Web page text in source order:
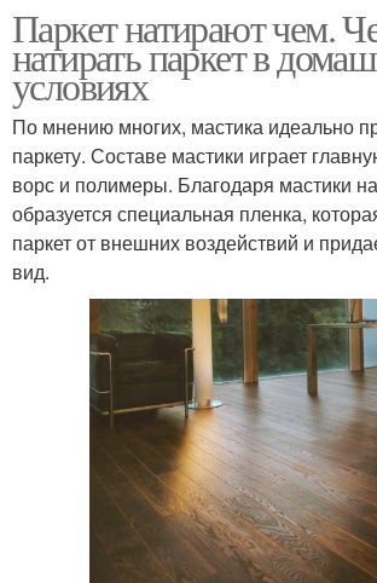
Паркет натирают чем.
натирать паркет в
условиях
По мнению многих, мастика идеально
паркету. Составе мастики играет
ворс и полимеры. Благодаря мастики
образуется специальная пленка,
паркет от внешних воздействий и
вид.